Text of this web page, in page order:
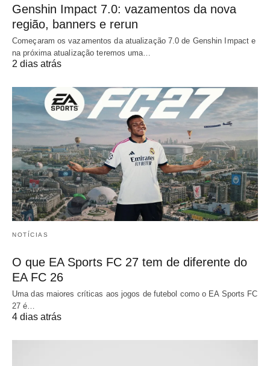
Genshin Impact 7.0: vazamentos da nova
região, banners e rerun
Começaram os vazamentos da atualização 7.0 de Genshin Impact e
na próxima atualização teremos uma…
2 dias atrás
NOTÍCIAS
O que EA Sports FC 27 tem de diferente do
EA FC 26
Uma das maiores críticas aos jogos de futebol como o EA Sports FC
27 é…
4 dias atrás